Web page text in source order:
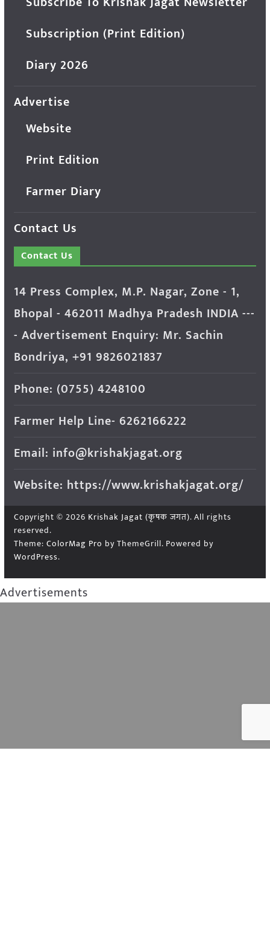
Subscription (Print Edition)
Diary 2026
Advertise
Website
Print Edition
Farmer Diary
Contact Us
Contact Us
14 Press Complex, M.P. Nagar, Zone - 1,
Bhopal - 462011 Madhya Pradesh INDIA ---
- Advertisement Enquiry: Mr. Sachin
Bondriya, +91 9826021837
Phone: (0755) 4248100
Farmer Help Line- 6262166222
Email: info@krishakjagat.org
Website: https://www.krishakjagat.org/
Copyright © 2026 Krishak Jagat (कृषक जगत). All rights
reserved.
Theme: ColorMag Pro by ThemeGrill. Powered by
WordPress.
Advertisements